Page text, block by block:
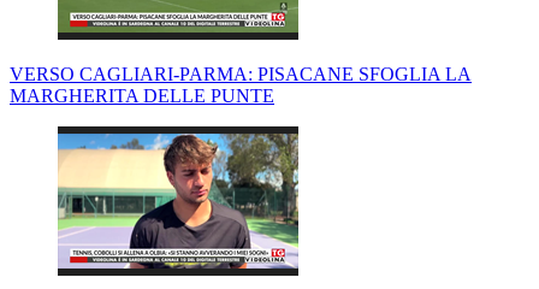
VERSO CAGLIARI-PARMA: PISACANE SFOGLIA LA
MARGHERITA DELLE PUNTE